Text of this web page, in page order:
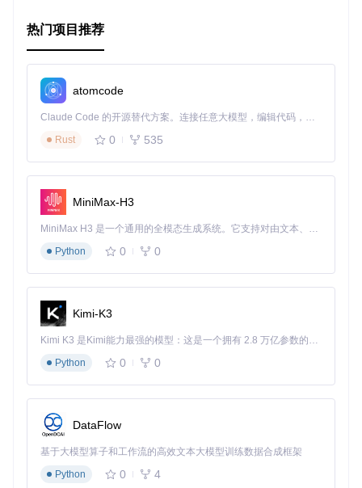
热门项目推荐
atomcode
Claude Code 的开源替代方案。连接任意大模型，编辑代码，运行命令，自动验证 — 全自动执行。用 Rust 构建，极致性能。 ｜ An open-source alternative to Claude Code. Connect any LLM, edit code, run commands, and verify changes — autonomously. Built in Rust for speed. Get Started
Rust
0 535
MiniMax-H3
MiniMax H3 是一个通用的全模态生成系统。它支持对由文本、图像、视频和音频组成的多模态上下文进行统一理解，并能生成分辨率高达 2K、时长可达 15 秒的带原生立体声音频的视频。得益于面向任务泛化的系统设计，H3 在预训练阶段就已具备广泛的多模态上下文理解与生成能力，能够出色地执行复杂的多模态指令。
Python
0 0
Kimi-K3
Kimi K3 是Kimi能力最强的模型：这是一个拥有 2.8 万亿参数的混合专家（MoE）模型，具备原生视觉理解能力，并支持 100 万 token 的上下文窗口。
Python
0 0
DataFlow
基于大模型算子和工作流的高效文本大模型训练数据合成框架
Python
0 4